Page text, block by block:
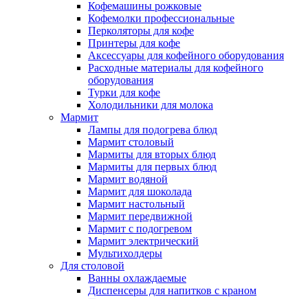
Кофемашины рожковые
Кофемолки профессиональные
Перколяторы для кофе
Принтеры для кофе
Аксессуары для кофейного оборудования
Расходные материалы для кофейного
оборудования
Турки для кофе
Холодильники для молока
Мармит
Лампы для подогрева блюд
Мармит столовый
Мармиты для вторых блюд
Мармиты для первых блюд
Мармит водяной
Мармит для шоколада
Мармит настольный
Мармит передвижной
Мармит с подогревом
Мармит электрический
Мультихолдеры
Для столовой
Ванны охлаждаемые
Диспенсеры для напитков с краном